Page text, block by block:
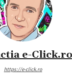
e-Click.ro
https://e-click.ro